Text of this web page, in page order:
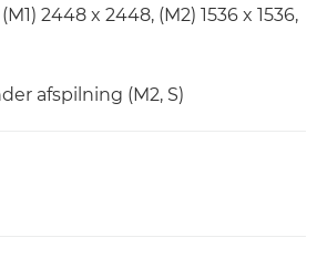
2448 x 2448, (M2) 1536 x 1536,
afspilning (M2, S)